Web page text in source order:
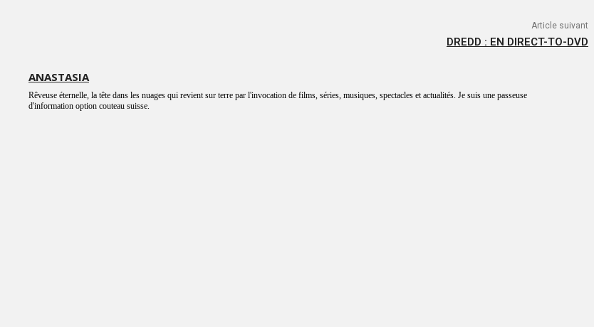
Article suivant
DREDD : EN DIRECT-TO-DVD
ANASTASIA
Rêveuse éternelle, la tête dans les nuages qui revient sur terre par l'invocation de films, séries, musiques, spectacles et actualités. Je suis une passeuse
d'information option couteau suisse.